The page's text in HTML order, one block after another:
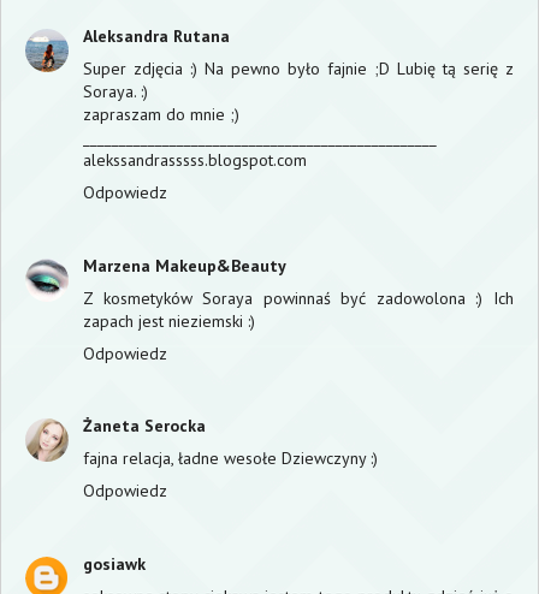
Aleksandra Rutana
Super zdjęcia :) Na pewno było fajnie ;D Lubię tą serię z
Soraya. :)
zapraszam do mnie ;)
alekssandrasssss.blogspot.com
Odpowiedz
Marzena Makeup&Beauty
Z kosmetyków Soraya powinnaś być zadowolona :) Ich
zapach jest nieziemski :)
Odpowiedz
Żaneta Serocka
fajna relacja, ładne wesołe Dziewczyny :)
Odpowiedz
gosiawk